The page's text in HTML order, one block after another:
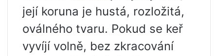
její koruna je hustá, rozložitá,
oválného tvaru. Pokud se keř
vyvíjí volně, bez zkracování